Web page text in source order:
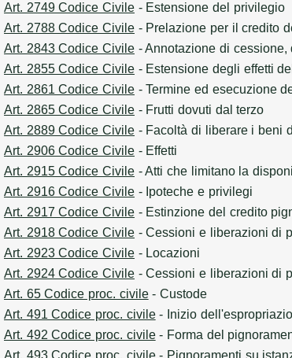
Art. 2749 Codice Civile - Estensione del privilegio
Art. 2788 Codice Civile - Prelazione per il credito
Art. 2843 Codice Civile - Annotazione di
Art. 2855 Codice Civile - Estensione degli effetti
Art. 2861 Codice Civile - Termine ed esecuzione
Art. 2865 Codice Civile - Frutti dovuti dal terzo
Art. 2889 Codice Civile - Facoltà di liberare i beni
Art. 2906 Codice Civile - Effetti
Art. 2915 Codice Civile - Atti che limitano la
Art. 2916 Codice Civile - Ipoteche e privilegi
Art. 2917 Codice Civile - Estinzione del credito
Art. 2918 Codice Civile - Cessioni e liberazioni di
Art. 2923 Codice Civile - Locazioni
Art. 2924 Codice Civile - Cessioni e liberazioni di
Art. 65 Codice proc. civile- Custode
Art. 491 Codice proc. civile- Inizio
Art. 492 Codice proc. civile- Forma del
Art. 493 Codice proc. civile- Pignoramenti su